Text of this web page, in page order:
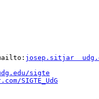
josep.sitjar
sigte
SIGTE_UdG